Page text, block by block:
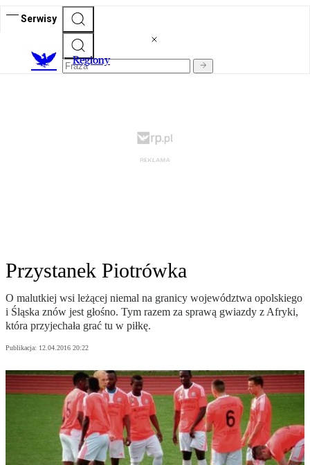
Serwisy
Regiony
Przystanek Piotrówka
O malutkiej wsi leżącej niemal na granicy województwa opolskiego
i Śląska znów jest głośno. Tym razem za sprawą gwiazdy z Afryki,
która przyjechała grać tu w piłkę.
Publikacja: 12.04.2016 20:22